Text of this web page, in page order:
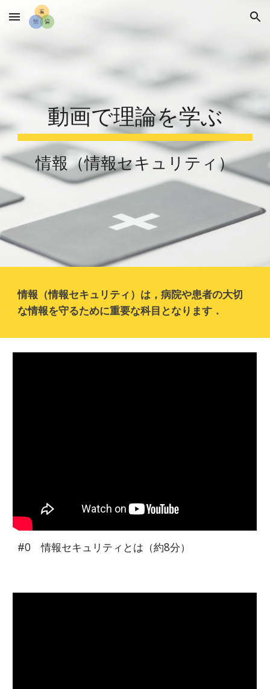
Skip to main content Skip to navigation
動画で理論を学ぶ
情報（情報セキュリティ）
情報（情報セキュリティ） は，病院や患者の大切
な情報を守るために重要な科目となります．
#0情報セキュリティとは（約8分）